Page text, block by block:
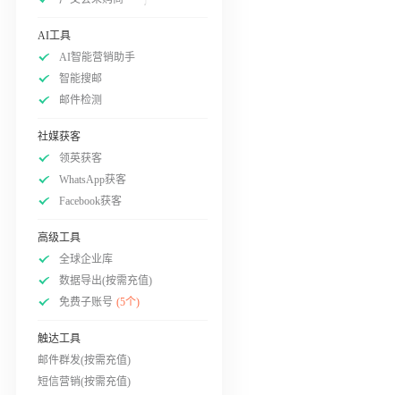
AI工具
AI智能营销助手
智能搜邮
邮件检测
社媒获客
领英获客
WhatsApp获客
Facebook获客
高级工具
全球企业库
数据导出(按需充值)
免费子账号 (5个)
触达工具
邮件群发(按需充值)
短信营销(按需充值)